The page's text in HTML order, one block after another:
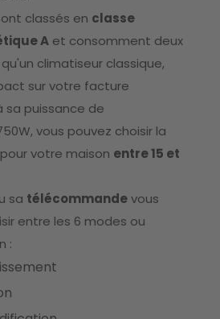
classés en classe
A et consomment deux
climatiseur classique,
sur votre facture
sa puissance de
vous pouvez choisir la
votre maison entre 15 et
sa télécommandevous
entre les 6 modes ou
: